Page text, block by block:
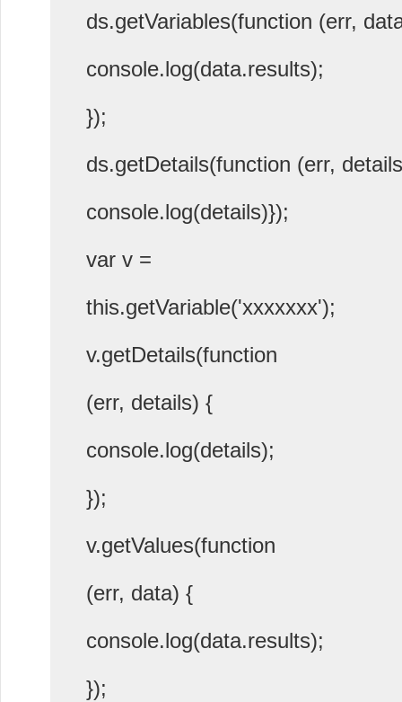
ds.getVariables(function (err,
console.log(data.results);
});
ds.getDetails(function (err,
console.log(details)});
var v =
this.getVariable('xxxxxxx');
v.getDetails(function
(err, details) {
console.log(details);
});
v.getValues(function
(err, data) {
console.log(data.results);
});